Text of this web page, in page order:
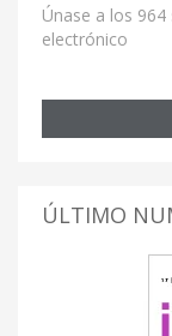
Únase a los
electrónico
ÚLTIMO